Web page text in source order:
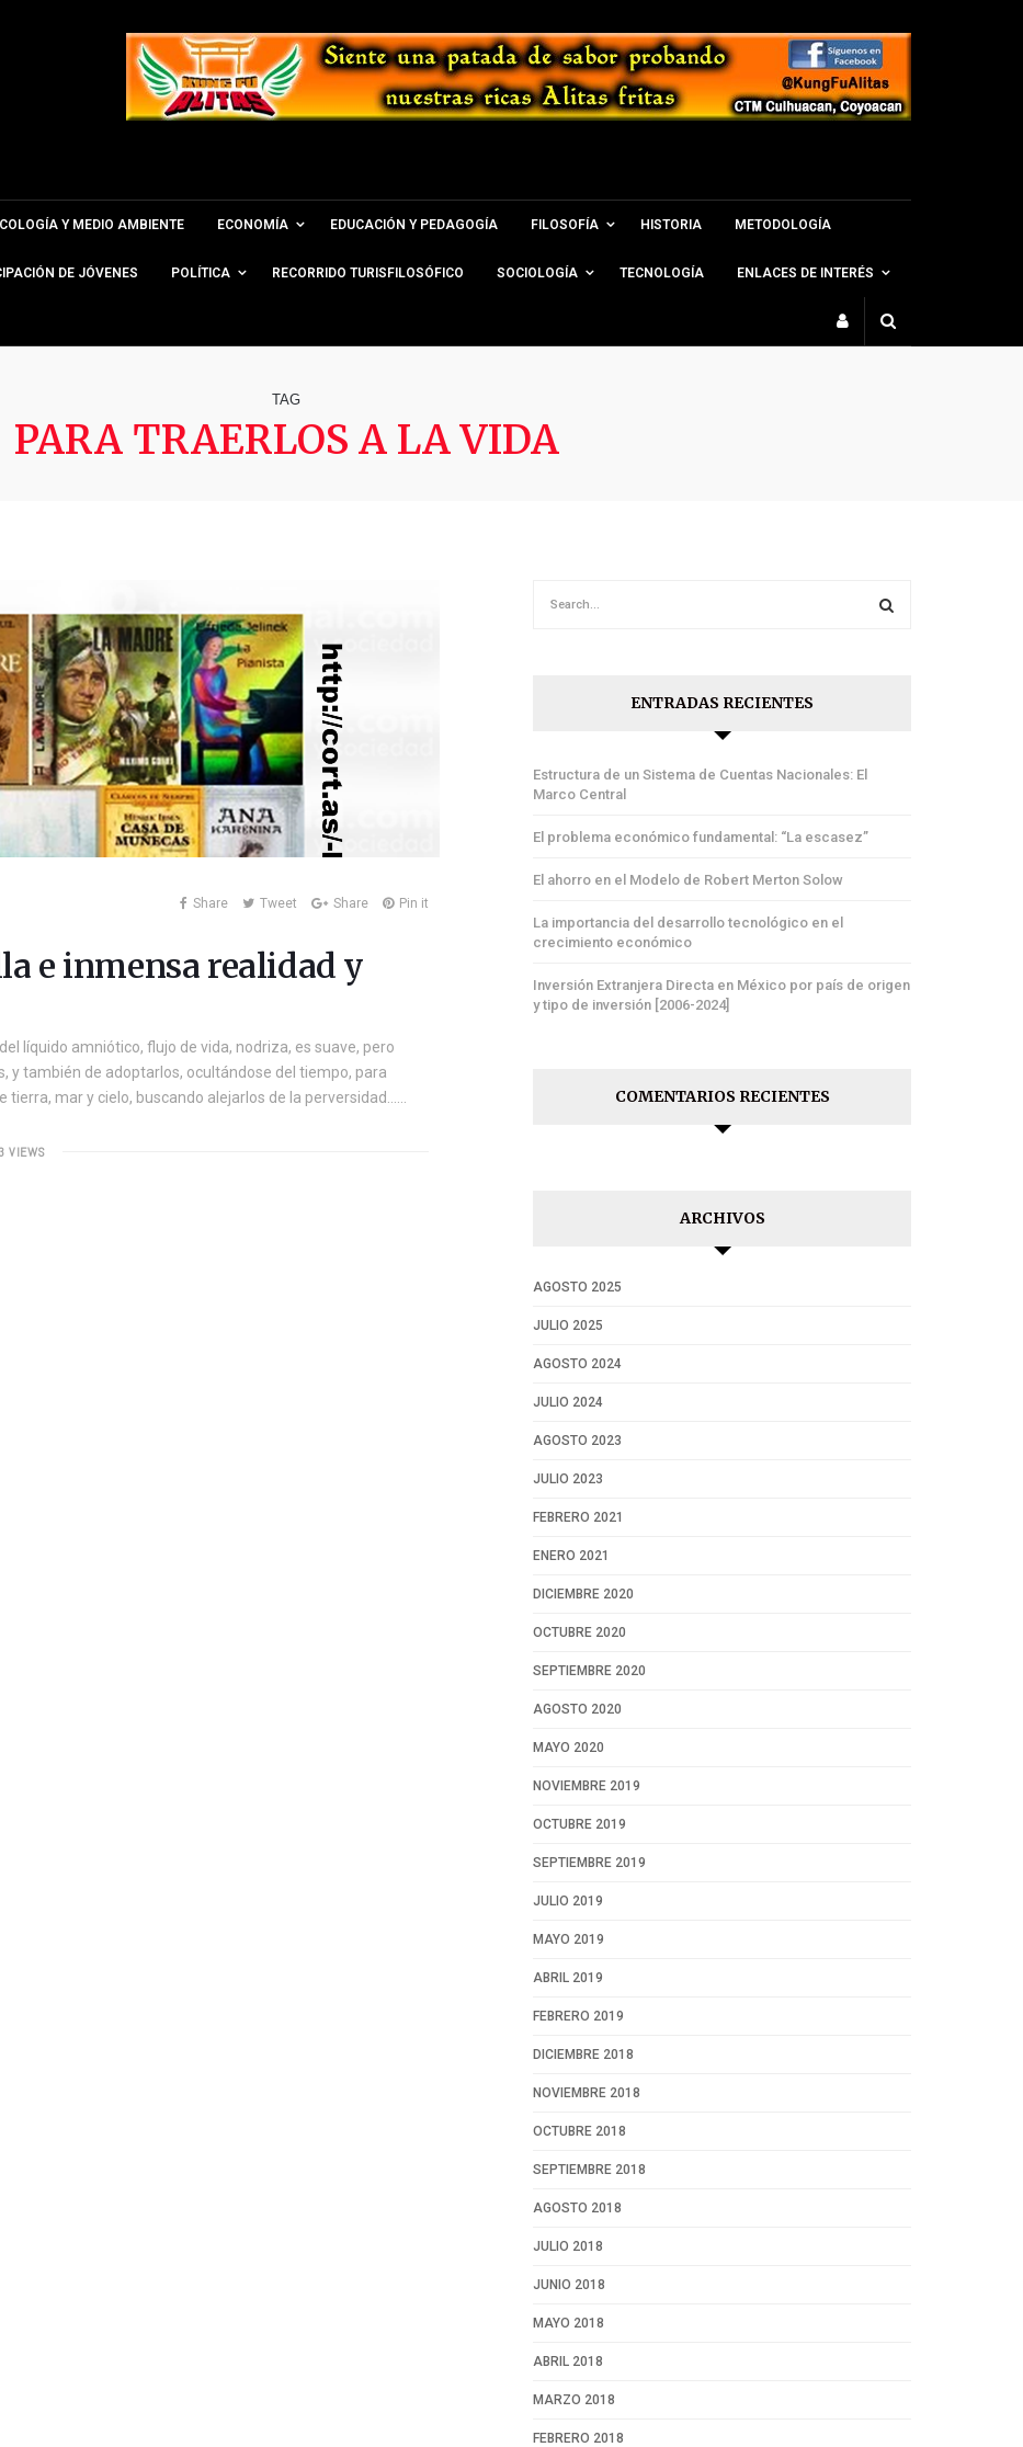
Y MEDIO AMBIENTE ECONOMÍA EDUCACIÓN Y PEDAGOGÍA FILOSOFÍA HISTORIA METODOLOGÍA
DE JÓVENES POLÍTICA RECORRIDO TURISFILOSÓFICO SOCIOLOGÍA TECNOLOGÍA ENLACES DE INTERÉS
TAG
PARA TRAERLOS A LA VIDA
Share Tweet Share Pin it
e inmensa realidad y
líquido amniótico, flujo de vida, nodriza, es suave, pero
y también de adoptarlos, ocultándose del tiempo, para
tierra, mar y cielo, buscando alejarlos de la perversidad……
VIEWS
ENTRADAS RECIENTES
Estructura de un Sistema de Cuentas Nacionales: El
Marco Central
El problema económico fundamental: “La escasez”
El ahorro en el Modelo de Robert Merton Solow
La importancia del desarrollo tecnológico en el
crecimiento económico
Inversión Extranjera Directa en México por país de origen
y tipo de inversión [2006-2024]
COMENTARIOS RECIENTES
ARCHIVOS
AGOSTO 2025
JULIO 2025
AGOSTO 2024
JULIO 2024
AGOSTO 2023
JULIO 2023
FEBRERO 2021
ENERO 2021
DICIEMBRE 2020
OCTUBRE 2020
SEPTIEMBRE 2020
AGOSTO 2020
MAYO 2020
NOVIEMBRE 2019
OCTUBRE 2019
SEPTIEMBRE 2019
JULIO 2019
MAYO 2019
ABRIL 2019
FEBRERO 2019
DICIEMBRE 2018
NOVIEMBRE 2018
OCTUBRE 2018
SEPTIEMBRE 2018
AGOSTO 2018
JULIO 2018
JUNIO 2018
MAYO 2018
ABRIL 2018
MARZO 2018
FEBRERO 2018